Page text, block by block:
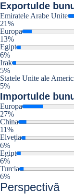
Exportul de
Emiratele Arabe Unite
21%
Europa
13%
Egipt
6%
Irak
5%
Statele Unite ale
5%
Importul de
Europa
27%
China
11%
Elveția
6%
Egipt
6%
Turcia
6%
Perspectivă